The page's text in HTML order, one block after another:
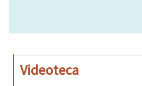
Videoteca